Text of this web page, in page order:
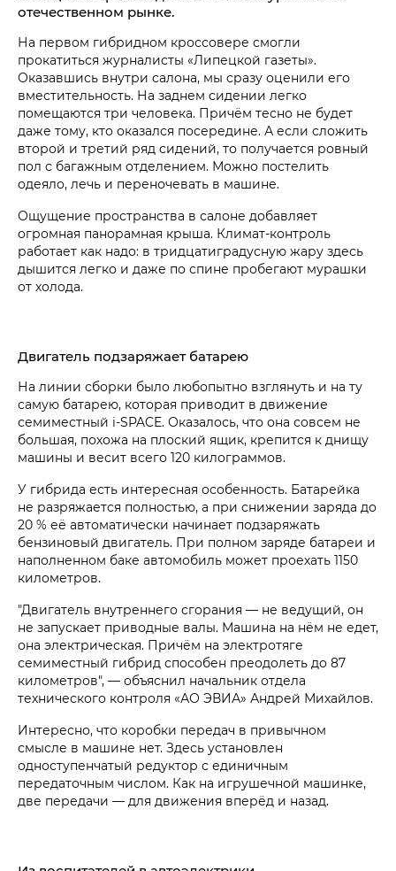
отечественном рынке.
На первом гибридном кроссовере смогли
прокатиться журналисты «Липецкой газеты».
Оказавшись внутри салона, мы сразу оценили его
вместительность. На заднем сидении легко
помещаются три человека. Причём тесно не будет
даже тому, кто оказался посередине. А если сложить
второй и третий ряд сидений, то получается ровный
пол с багажным отделением. Можно постелить
одеяло, лечь и переночевать в машине.
Ощущение пространства в салоне добавляет
огромная панорамная крыша. Климат-контроль
работает как надо: в трид­цатиградусную жару здесь
дышится легко и даже по спине пробегают мурашки
от холода.
Двигатель подзаряжает батарею
На линии сборки было любопытно взглянуть и на ту
самую батарею, которая приводит в движение
семиместный i‑SPACE. Оказалось, что она совсем не
большая, похожа на плоский ящик, крепится к днищу
машины и весит всего 120 килограммов.
У гибрида есть интересная особенность. Батарейка
не разряжается полностью, а при снижении заряда до
20 % её автоматически начинает подзаряжать
бензиновый двигатель. При полном заряде батареи и
наполненном баке автомобиль может проехать 1150
километров.
"Двигатель внутреннего сгорания — не ведущий, он
не запускает приводные валы. Машина на нём не едет,
она электрическая. Причём на электротяге
семиместный гибрид способен преодолеть до 87
километров", — объяснил начальник отдела
технического контроля «АО ЭВИА» Андрей Михайлов.
Интересно, что коробки передач в привычном
смысле в машине нет. Здесь установлен
одноступенчатый редуктор с единичным
передаточным числом. Как на игрушечной машинке,
две передачи — для движения вперёд и назад.